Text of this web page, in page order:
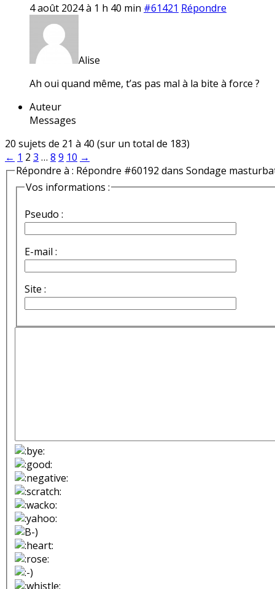
4 août 2024 à 1 h 40 min #61421 Répondre
Alise
Ah oui quand même, t’as pas mal à la bite à force ?
Auteur
Messages
20 sujets de 21 à 40 (sur un total de 183)
← 1 2 3 … 8 9 10 →
Répondre à : Répondre #60192 dans Sondage
Vos informations :
Pseudo :
E-mail :
Site :